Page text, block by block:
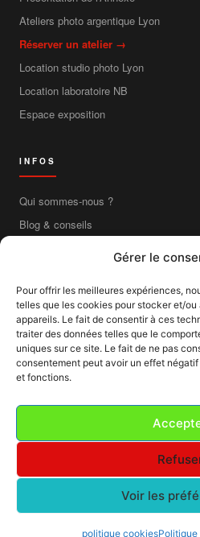
Gérer le
Pour offrir les meilleures expériences,
telles que les cookies pour stocker et/
appareils. Le fait de consentir à ces
traiter des données telles que le
uniques sur ce site. Le fait de ne pas
consentement peut avoir un effet
et fonctions.
Voir les
politique cookies
Ateliers photo argentique Lyon
Réserver un atelier →
Location studio photo Lyon
Location laboratoire NB
Espace exposition
INFOS
Qui sommes-nous ?
Blog & conseils
Livraison France entière
Mentions légales
CGV
CGU
Cookies